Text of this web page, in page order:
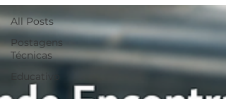
All Posts
Postagens
Técnicas
Educativo